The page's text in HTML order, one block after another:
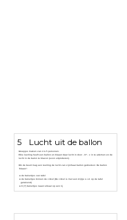
Lucht uit de ballon
Groepjes maken van 4 à 5 personen.
Elke leerling heeft een ballon en blaast daar lucht in door ..3?.. x in te ademen en de
lucht in de balon te blazen (even uitproberen).
Om de beurt mag een leerling de lucht van zijn/haar ballon gebruiken: De ballon
'blaast':
de bekertjes van tafel
de bekertjes binnen de cirkel (De cirkel is met een krijtje o.i.d. op de tafel
getekend)
8 (?) bekertjes naast elkaar op een rij
5